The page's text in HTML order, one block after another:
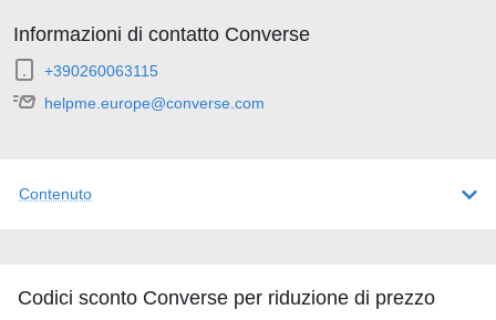
Contenuto
Codici sconto Converse per riduzione di prezzo
Informazioni di contatto Converse
+390260063115
helpme.europe@converse.com